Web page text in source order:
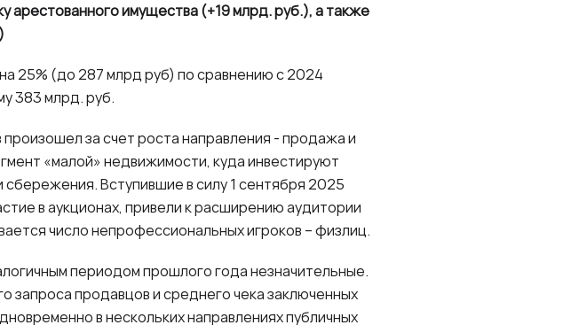
имущества (+19 млрд. руб.), а также
25% (до 287 млрд руб) по сравнению с 2024
383 млрд. руб.
за счет роста направления - продажа и
«малой» недвижимости, куда инвестируют
Вступившие в силу 1 сентября 2025
в аукционах, привели к расширению аудитории
число непрофессиональных игроков – физлиц.
периодом прошлого года незначительные.
продавцов и среднего чека заключенных
в нескольких направлениях публичных